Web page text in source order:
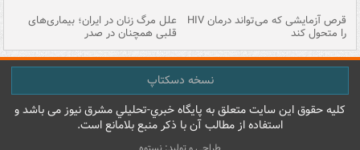
قرص آزمایشی که می‌تواند درمان HIV
را متحول کند
علل مرگ زنان در ایران؛ بیماری‌های
قلبی همچنان در صدر
نسخه دسکتاپ
کليه حقوق اين سايت متعلق به پایگاه خبري-تحليلي مشرق نيوز می باشد و
استفاده از مطالب آن با ذکر منبع بلامانع است.